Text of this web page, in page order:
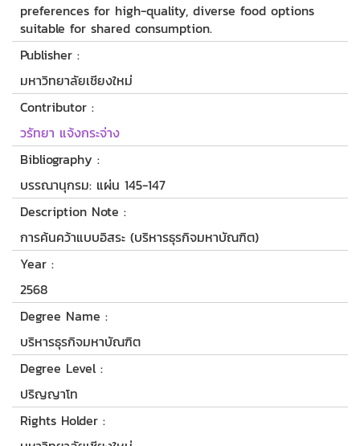
preferences for high-quality, diverse food options
suitable for shared consumption.
Publisher :
มหาวิทยาลัยเชียงใหม่
Contributor :
วรัทยา แจ้งกระจ่าง
Bibliography :
บรรณานุกรม: แผ่น 145-147
Description Note :
การค้นคว้าแบบอิสระ (บริหารธุรกิจมหาบัณฑิต)
Year :
2568
Degree Name :
บริหารธุรกิจมหาบัณฑิต
Degree Level :
ปริญญาโท
Rights Holder :